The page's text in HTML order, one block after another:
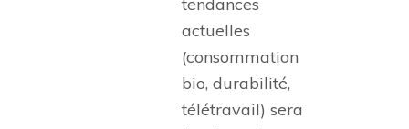
actuelles
(consommation
bio, durabilité,
télétravail) sera